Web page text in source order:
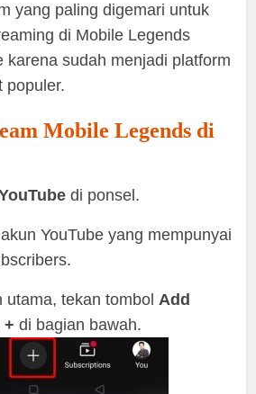
yang paling digemari untuk
di Mobile Legends
karena sudah menjadi platform
populer.
Mobile Legends di
di ponsel.
YouTube yang mempunyai
utama, tekan tombolAdd
+ di bagian bawah.